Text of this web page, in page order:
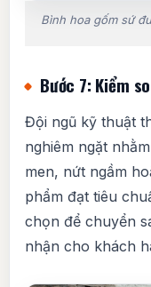
Bình hoa gốm sứ
Bước 7: Kiểm
Đội ngũ kỹ thuật
nghiêm ngặt
men, nứt ngầm
phẩm đạt tiêu
chọn để chuyển
nhận cho khách